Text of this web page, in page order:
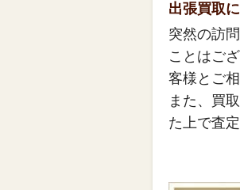
出張買取
突然の訪
ことはご
客様とご
また、買
た上で査